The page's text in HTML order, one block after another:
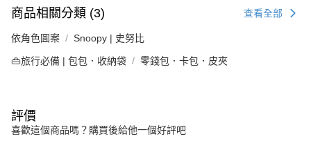
商品相關分類 (3) 查看全部
依角色圖案 Snoopy | 史努比
👜旅行必備 | 包包．收納袋 零錢包．卡包．皮夾
評價
喜歡這個商品嗎？購買後給他一個好評吧